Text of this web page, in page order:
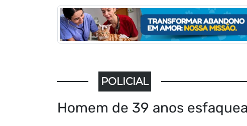
POLICIAL
Homem de 39 anos